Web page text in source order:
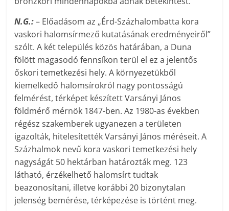
N.G.:– Előadásom az „Érd-Százhalombatta kora
vaskori halomsírmező kutatásának eredményeiről”
szólt. A két település közös határában, a Duna
fölött magasodó fennsíkon terül el ez a jelentős
őskori temetkezési hely. A környezetükből
kiemelkedő halomsírokról nagy pontosságú
felmérést, térképet készített Varsányi János
földmérő mérnök 1847-ben. Az 1980-as években
régész szakemberek ugyanezen a területen
igazolták, hitelesítették Varsányi János méréseit. A
Százhalmok nevű kora vaskori temetkezési hely
nagyságát 50 hektárban határozták meg. 123
látható, érzékelhető halomsírt tudtak
beazonosítani, illetve korábbi 20 bizonytalan
jelenség bemérése, térképezése is történt meg.